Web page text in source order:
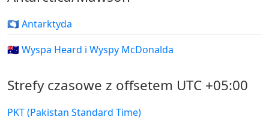
🇦🇶 Antarktyda
🇭🇲 Wyspa Heard i Wyspy McDonalda
Strefy czasowe z offsetem UTC +05:00
PKT (Pakistan Standard Time)